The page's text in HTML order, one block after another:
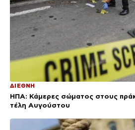
ΔΙΕΘΝΗ
ΗΠΑ: Κάμερες σώματος στους
τέλη Αυγούστου